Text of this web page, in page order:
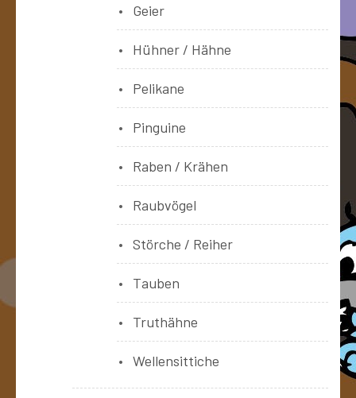
Geier
Hühner / Hähne
Pelikane
Pinguine
Raben / Krähen
Raubvögel
Störche / Reiher
Tauben
Truthähne
Wellensittiche